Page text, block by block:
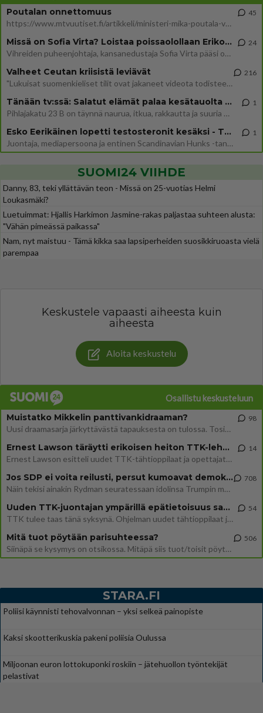
Poutalan onnettomuus
https://www.mtvuutiset.fi/artikkeli/ministeri-mika-poutala-vakavassa-onnettomuudessa/9375980 Kumma kun jutussa ei manit
45
Missä on Sofia Virta? Loistaa poissaolollaan Erikoisjoukot uudelta kaudelta
Vihreiden puheenjohtaja, kansanedustaja Sofia Virta pääsi otsikoihin, kun tieto hänen osallistumisestaan Erikoisjoukot-k
24
Valheet Ceutan kriisistä leviävät
"Lukuisat suomenkieliset tilit ovat jakaneet videota todisteena siitä, että siirtolaisjoukot aiheuttavat edelleen Ceutas
216
Tänään tv:ssä: Salatut elämät palaa kesätauolta - Tässä hieman juonipaljastuksia
Pihlajakatu 23 B on täynnä naurua, itkua, rakkautta ja suuria salaisuuksia. Suomalaisten yksi pitkäikäisimmistä draamas
1
Esko Eerikäinen lopetti testosteronit kesäksi - Tämä ikävä vaikutus iski heti
Juontaja, mediapersoona ja entinen Scandinavian Hunks -tanssija Esko Eerikäinen on tunnettu avoimuudestaan. Nyt Eerikäi
1
SUOMI24 VIIHDE
Danny, 83, teki yllättävän teon - Missä on 25-vuotias Helmi
Loukasmäki?
Luetuimmat: Hjallis Harkimon Jasmine-rakas paljastaa suhteen alusta:
"Vähän pimeässä paikassa"
Nam, nyt maistuu - Tämä kikka saa lapsiperheiden suosikkiruoasta vielä
parempaa
Keskustele vapaasti aiheesta kuin
aiheesta
Aloita keskustelu
Osallistu keskusteluun
Muistatko Mikkelin panttivankidraaman?
Uusi draamasarja järkyttävästä tapauksesta on tulossa. Tositapahtumiin perustuva sarja ammentaa vuoden 1986 Mikkelin pan
98
Ernest Lawson täräytti erikoisen heiton TTK-lehdistötilaisuudessa: " Onko tässä tarkoituksena...?"
Ernest Lawson esitteli uudet TTK-tähtioppilaat ja opettajat torstaina 6.8. lehdistölle. Tulevalla kaudella on yksi hausk
14
Jos SDP ei voita reilusti, persut kumoavat demokratian Suomesta
Näin tekisi ainakin Rydman seuratessaan idolinsa Trumpin mallia https://www.is.fi/politiikka/art-2000012187244.html
708
Uuden TTK-juontajan ympärillä epätietoisuus sakenee - Nyt MTV hämmentää soppaa
TTK tulee taas tänä syksynä. Ohjelman uudet tähtioppilaat julkistetaan torstaina 6. elokuuta klo 14 alkavassa lehdistö
54
Mitä tuot pöytään parisuhteessa?
Siinäpä se kysymys on otsikossa. Mitäpä siis tuot/toisit pöytään parisuhteessa? Oletko mies vai nainen? Koetko sen mitä
506
STARA.FI
Poliisi käynnisti tehovalvonnan – yksi selkeä painopiste
Kaksi skootterikuskia pakeni poliisia Oulussa
Miljoonan euron lottokuponki roskiin – jätehuollon työntekijät
pelastivat